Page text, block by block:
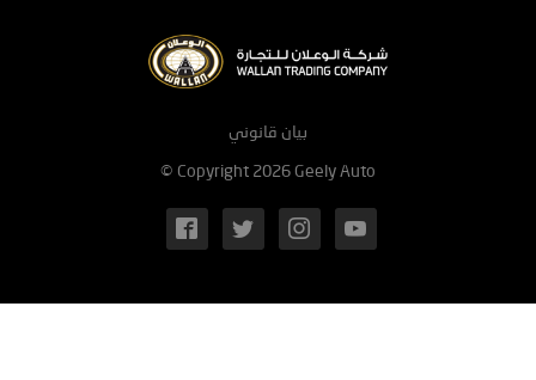
بيان قانوني
© Copyright 2026 Geely Auto